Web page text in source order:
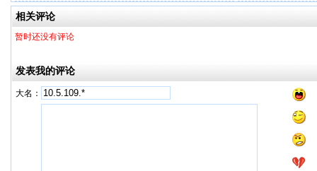
相关评论
暂时还没有评论
发表我的评论
大名：